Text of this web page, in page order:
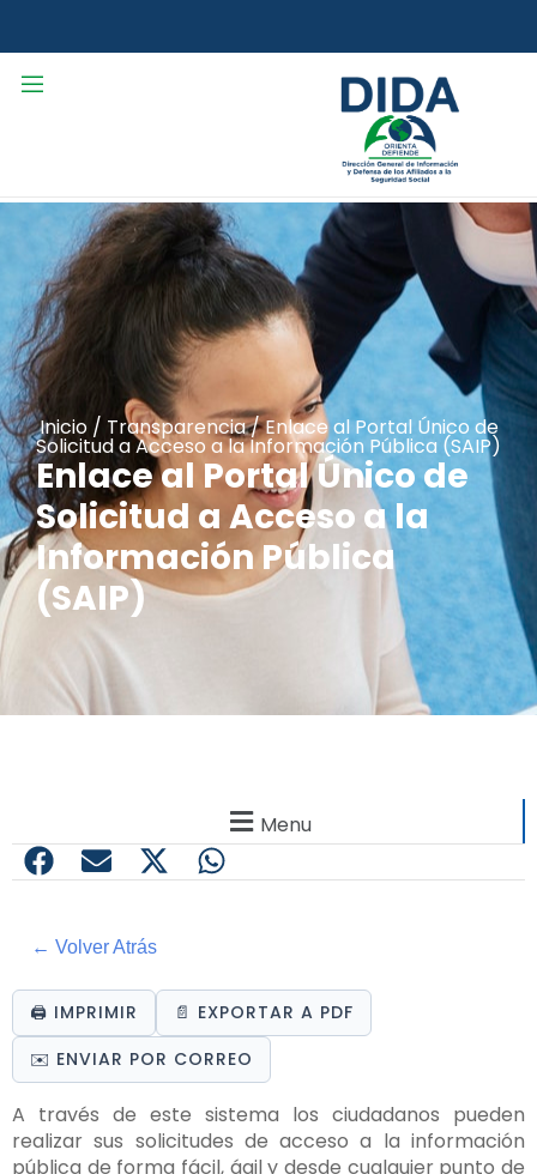
Inicio / Transparencia/Enlace al Portal Único de
Solicitud a Acceso a la Información Pública (SAIP)
Enlace al Portal Único de
Solicitud a Acceso a la
Información Pública
(SAIP)
Menu
← Volver Atrás
🖨️ IMPRIMIR
📄 EXPORTAR A PDF
✉️ ENVIAR POR CORREO
A través de este sistema los ciudadanos pueden
realizar sus solicitudes de acceso a la información
pública de forma fácil, ágil y desde cualquier punto de